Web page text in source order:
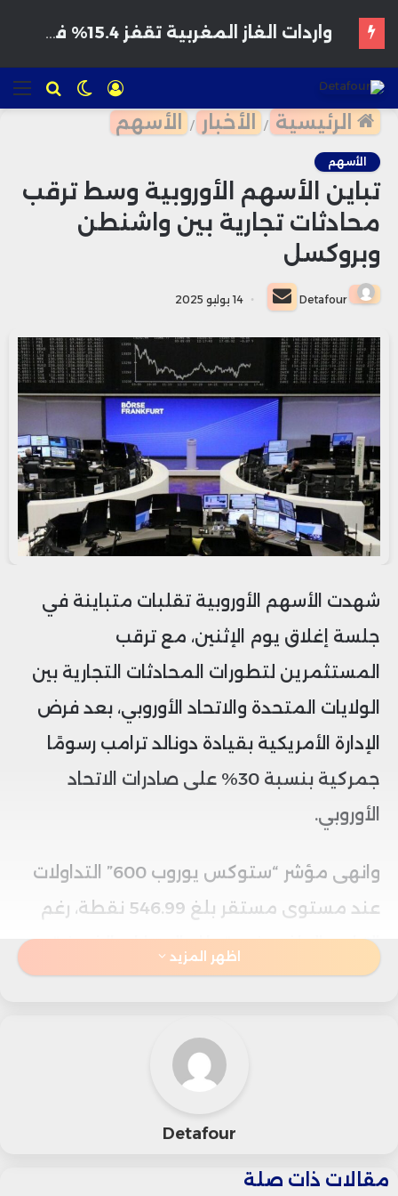
للبحث الوضع
المظلم
تسجيل
الدخول
الرئيسية / الأخبار / الأسهم
الأسهم
تباين الأسهم الأوروبية وسط ترقب
محادثات تجارية بين واشنطن
وبروكسل
Detafour
أرسل
بريدا
إلكترونيا
14 يوليو 2025
شهدت الأسهم الأوروبية تقلبات متباينة في
جلسة إغلاق يوم الإثنين، مع ترقب
المستثمرين لتطورات المحادثات التجارية بين
الولايات المتحدة والاتحاد الأوروبي، بعد فرض
الإدارة الأمريكية بقيادة دونالد ترامب رسومًا
جمركية بنسبة 30% على صادرات الاتحاد
الأوروبي.
وانهى مؤشر “ستوكس يوروب 600” التداولات
عند مستوى مستقر بلغ 546.99 نقطة، رغم
التراجع الواضح في قطاع السيارات الذي فقد
1.4% من قيمته.
وفي الأسواق الرئيسية، سجل مؤشر “داكس”
بالمقابل، شهد مؤشر “فوتسي” البريطاني
اظهر المزيد
Detafour
مقالات ذات صلة